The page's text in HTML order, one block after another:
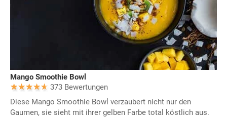
Mango Smoothie Bowl
373 Bewertungen
Diese Mango Smoothie Bowl verzaubert nicht nur den
Gaumen, sie sieht mit ihrer gelben Farbe total köstlich aus.